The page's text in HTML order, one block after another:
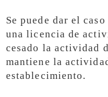
Se puede dar el
una licencia de
cesado la actividad
mantiene la
establecimiento.